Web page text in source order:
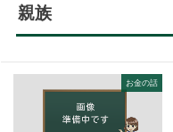
親族
お金の話